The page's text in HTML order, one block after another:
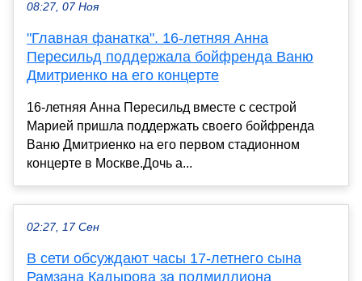
08:27, 07 Ноя
"Главная фанатка". 16-летняя Анна
Пересильд поддержала бойфренда Ваню
Дмитриенко на его концерте
16-летняя Анна Пересильд вместе с сестрой
Марией пришла поддержать своего бойфренда
Ваню Дмитриенко на его первом стадионном
концерте в Москве.Дочь а...
02:27, 17 Сен
В сети обсуждают часы 17-летнего сына
Рамзана Кадырова за полмиллиона